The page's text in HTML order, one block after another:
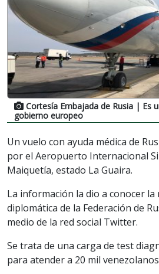
Cortesía Embajada de Rusia | Es
gobierno europeo
Un vuelo con ayuda médica de
por el Aeropuerto Internacional
Maiquetía, estado La Guaira.
La información la dio a conocer
diplomática de la Federación de
medio de la red social Twitter.
Se trata de una carga de test
para atender a 20 mil